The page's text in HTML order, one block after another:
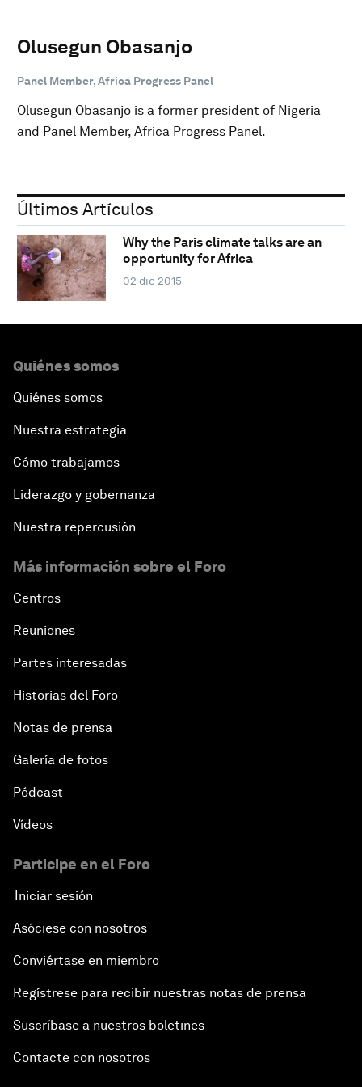
Olusegun Obasanjo
Panel Member, Africa Progress Panel
Olusegun Obasanjo is a former president of Nigeria
and Panel Member, Africa Progress Panel.
Últimos Artículos
Why the Paris climate talks are an
opportunity for Africa
02 dic 2015
Quiénes somos
Quiénes somos
Nuestra estrategia
Cómo trabajamos
Liderazgo y gobernanza
Nuestra repercusión
Más información sobre el Foro
Centros
Reuniones
Partes interesadas
Historias del Foro
Notas de prensa
Galería de fotos
Pódcast
Vídeos
Participe en el Foro
Iniciar sesión
Asóciese con nosotros
Conviértase en miembro
Regístrese para recibir nuestras notas de prensa
Suscríbase a nuestros boletines
Contacte con nosotros